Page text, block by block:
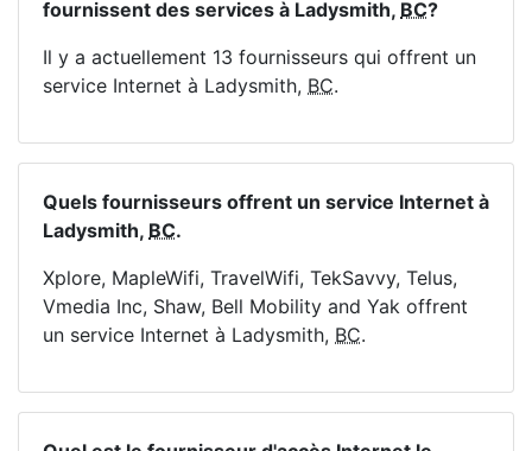
fournissent des services à Ladysmith, BC?
Il y a actuellement 13 fournisseurs qui offrent un
service Internet à Ladysmith, BC.
Quels fournisseurs offrent un service Internet à
Ladysmith, BC.
Xplore, MapleWifi, TravelWifi, TekSavvy, Telus,
Vmedia Inc, Shaw, Bell Mobility and Yak offrent
un service Internet à Ladysmith, BC.